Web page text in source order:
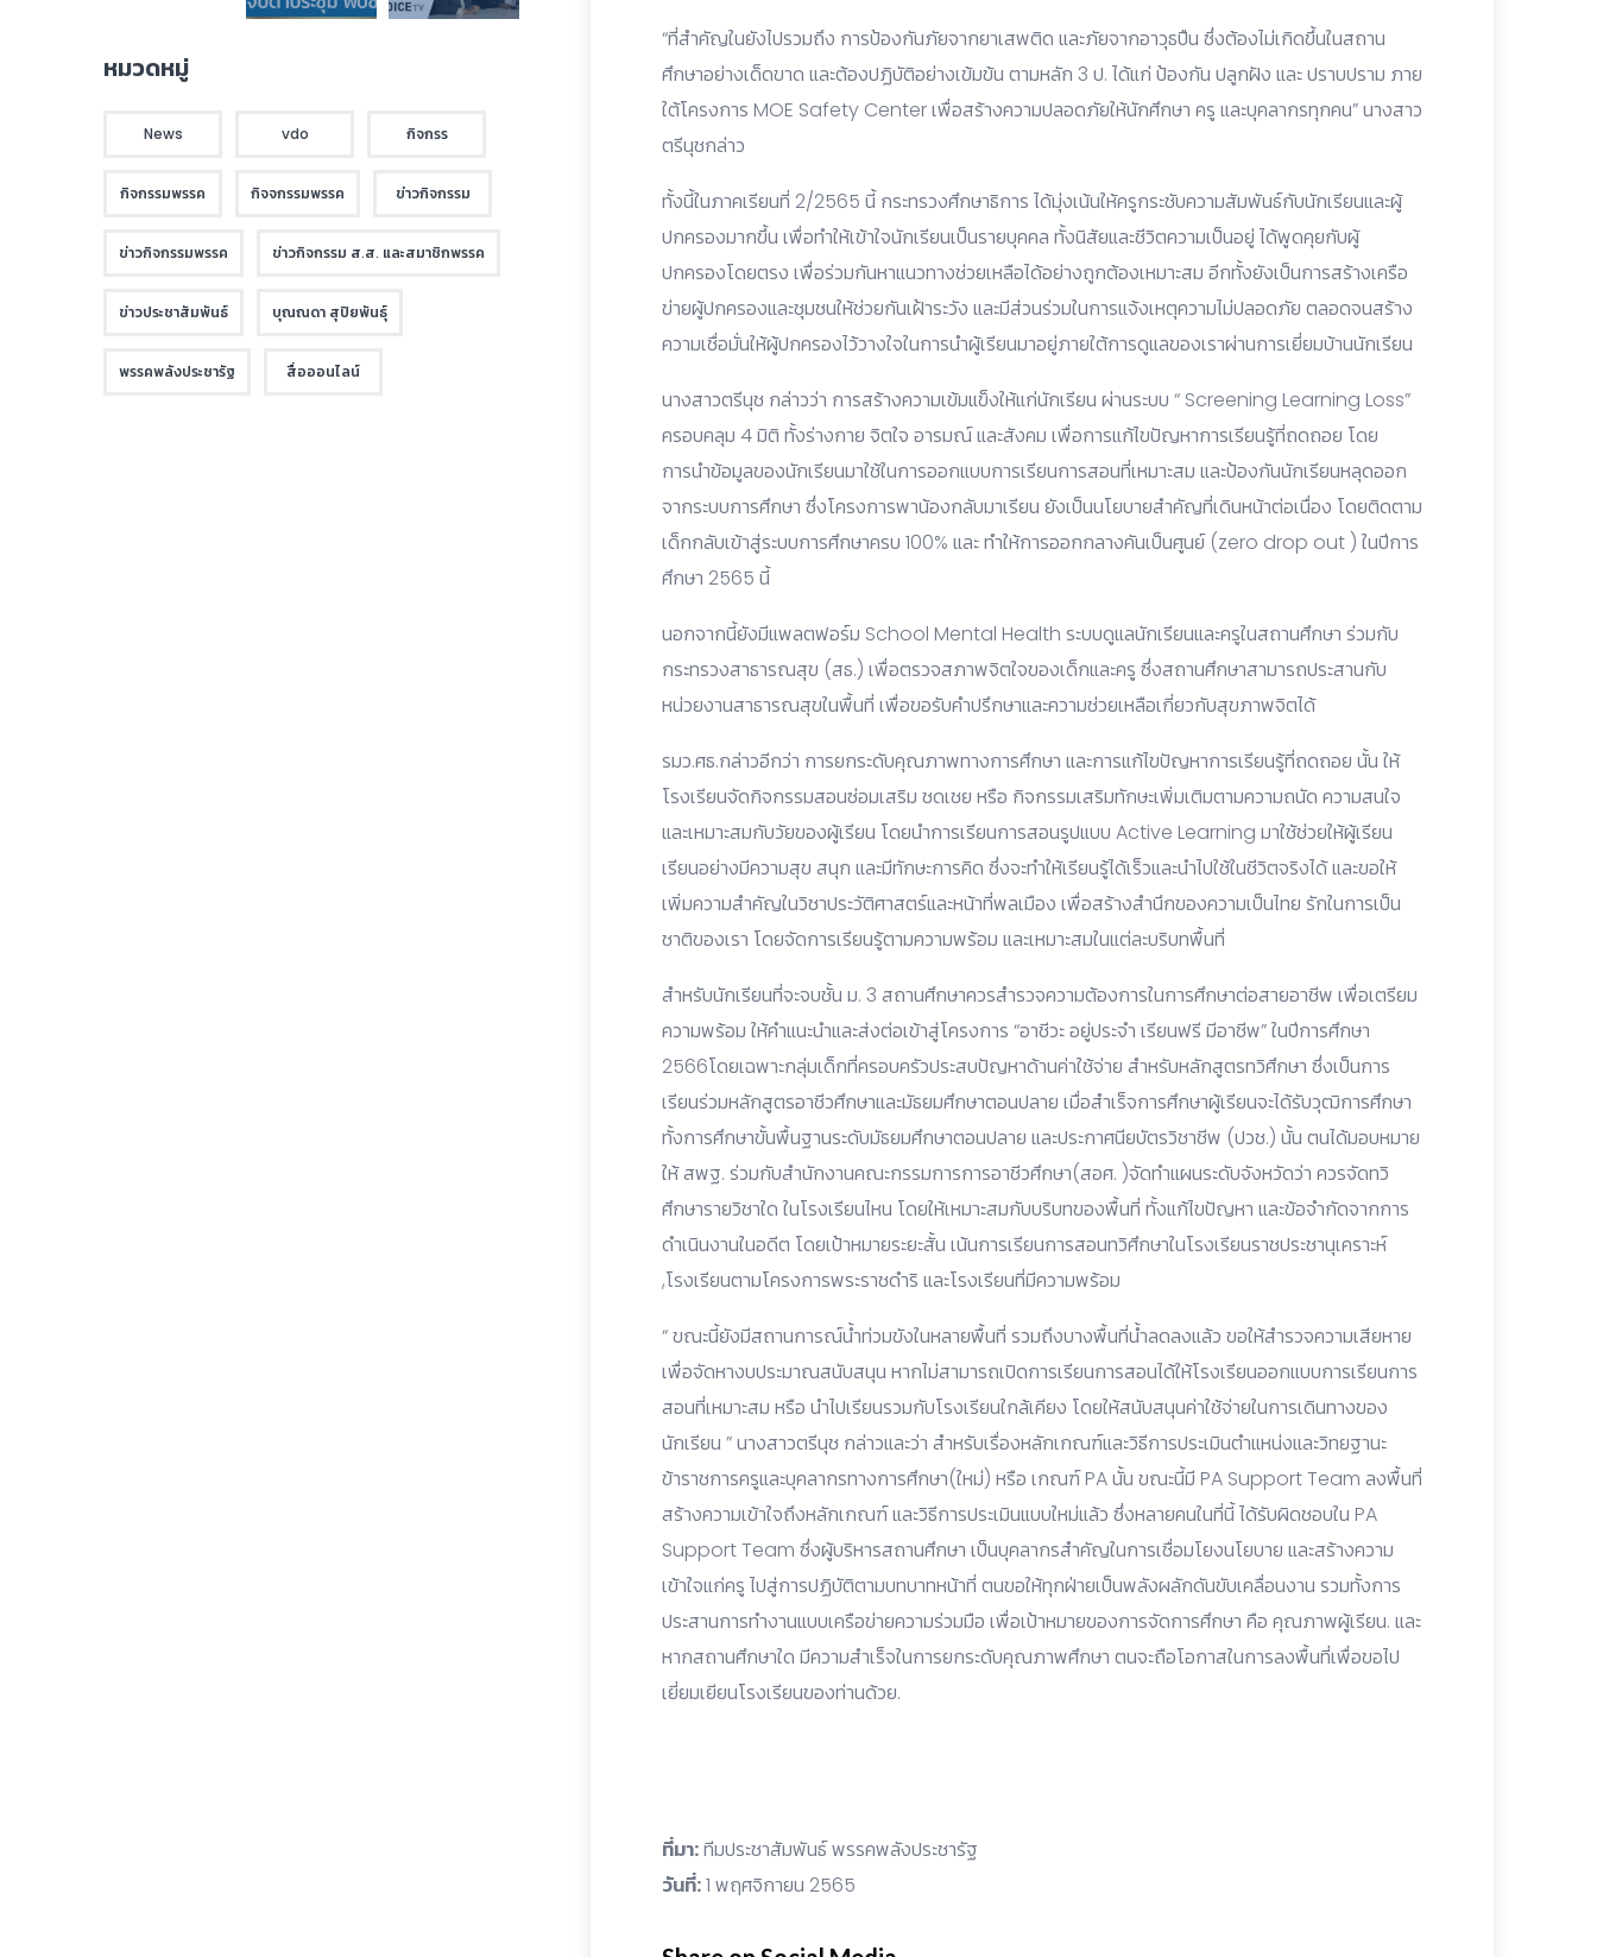
“ที่สำคัญในยังไปรวมถึง การป้องกันภัยจากยาเสพติด และภัยจากอาวุธปืน ซึ่งต้องไม่เกิดขึ้นในสถาน
ศึกษาอย่างเด็ดขาด และต้องปฏิบัติอย่างเข้มข้น ตามหลัก 3 ป. ได้แก่ ป้องกัน ปลูกฝัง และ ปราบปราม ภาย
ใต้โครงการ MOE Safety Center เพื่อสร้างความปลอดภัยให้นักศึกษา ครู และบุคลากรทุกคน” นางสาว
ตรีนุชกล่าว
ทั้งนี้ในภาคเรียนที่ 2/2565 นี้ กระทรวงศึกษาธิการ ได้มุ่งเน้นให้ครูกระชับความสัมพันธ์กับนักเรียนและผู้
ปกครองมากขึ้น เพื่อทำให้เข้าใจนักเรียนเป็นรายบุคคล ทั้งนิสัยและชีวิตความเป็นอยู่ ได้พูดคุยกับผู้
ปกครองโดยตรง เพื่อร่วมกันหาแนวทางช่วยเหลือได้อย่างถูกต้องเหมาะสม อีกทั้งยังเป็นการสร้างเครือ
ข่ายผู้ปกครองและชุมชนให้ช่วยกันเฝ้าระวัง และมีส่วนร่วมในการแจ้งเหตุความไม่ปลอดภัย ตลอดจนสร้าง
ความเชื่อมั่นให้ผู้ปกครองไว้วางใจในการนำผู้เรียนมาอยู่ภายใต้การดูแลของเราผ่านการเยี่ยมบ้านนักเรียน
นางสาวตรีนุช กล่าวว่า การสร้างความเข้มแข็งให้แก่นักเรียน ผ่านระบบ “ Screening Learning Loss”
ครอบคลุม 4 มิติ ทั้งร่างกาย จิตใจ อารมณ์ และสังคม เพื่อการแก้ไขปัญหาการเรียนรู้ที่ถดถอย โดย
การนำข้อมูลของนักเรียนมาใช้ในการออกแบบการเรียนการสอนที่เหมาะสม และป้องกันนักเรียนหลุดออก
จากระบบการศึกษา ซึ่งโครงการพาน้องกลับมาเรียน ยังเป็นนโยบายสำคัญที่เดินหน้าต่อเนื่อง โดยติดตาม
เด็กกลับเข้าสู่ระบบการศึกษาครบ 100% และ ทำให้การออกกลางคันเป็นศูนย์ (zero drop out ) ในปีการ
ศึกษา 2565 นี้
นอกจากนี้ยังมีแพลตฟอร์ม School Mental Health ระบบดูแลนักเรียนและครูในสถานศึกษา ร่วมกับ
กระทรวงสาธารณสุข (สธ.) เพื่อตรวจสภาพจิตใจของเด็กและครู ซึ่งสถานศึกษาสามารถประสานกับ
หน่วยงานสาธารณสุขในพื้นที่ เพื่อขอรับคำปรึกษาและความช่วยเหลือเกี่ยวกับสุขภาพจิตได้
รมว.ศธ.กล่าวอีกว่า การยกระดับคุณภาพทางการศึกษา และการแก้ไขปัญหาการเรียนรู้ที่ถดถอย นั้น ให้
โรงเรียนจัดกิจกรรมสอนซ่อมเสริม ชดเชย หรือ กิจกรรมเสริมทักษะเพิ่มเติมตามความถนัด ความสนใจ
และเหมาะสมกับวัยของผู้เรียน โดยนำการเรียนการสอนรูปแบบ Active Learning มาใช้ช่วยให้ผู้เรียน
เรียนอย่างมีความสุข สนุก และมีทักษะการคิด ซึ่งจะทำให้เรียนรู้ได้เร็วและนำไปใช้ในชีวิตจริงได้ และขอให้
เพิ่มความสำคัญในวิชาประวัติศาสตร์และหน้าที่พลเมือง เพื่อสร้างสำนึกของความเป็นไทย รักในการเป็น
ชาติของเรา โดยจัดการเรียนรู้ตามความพร้อม และเหมาะสมในแต่ละบริบทพื้นที่
สำหรับนักเรียนที่จะจบชั้น ม. 3 สถานศึกษาควรสำรวจความต้องการในการศึกษาต่อสายอาชีพ เพื่อเตรียม
ความพร้อม ให้คำแนะนำและส่งต่อเข้าสู่โครงการ “อาชีวะ อยู่ประจำ เรียนฟรี มีอาชีพ” ในปีการศึกษา
2566โดยเฉพาะกลุ่มเด็กที่ครอบครัวประสบปัญหาด้านค่าใช้จ่าย สำหรับหลักสูตรทวิศึกษา ซึ่งเป็นการ
เรียนร่วมหลักสูตรอาชีวศึกษาและมัธยมศึกษาตอนปลาย เมื่อสำเร็จการศึกษาผู้เรียนจะได้รับวุฒิการศึกษา
ทั้งการศึกษาขั้นพื้นฐานระดับมัธยมศึกษาตอนปลาย และประกาศนียบัตรวิชาชีพ (ปวช.) นั้น ตนได้มอบหมาย
ให้ สพฐ. ร่วมกับสำนักงานคณะกรรมการการอาชีวศึกษา(สอศ. )จัดทำแผนระดับจังหวัดว่า ควรจัดทวิ
ศึกษารายวิชาใด ในโรงเรียนไหน โดยให้เหมาะสมกับบริบทของพื้นที่ ทั้งแก้ไขปัญหา และข้อจำกัดจากการ
ดำเนินงานในอดีต โดยเป้าหมายระยะสั้น เน้นการเรียนการสอนทวิศึกษาในโรงเรียนราชประชานุเคราะห์
,โรงเรียนตามโครงการพระราชดำริ และโรงเรียนที่มีความพร้อม
“ ขณะนี้ยังมีสถานการณ์น้ำท่วมขังในหลายพื้นที่ รวมถึงบางพื้นที่น้ำลดลงแล้ว ขอให้สำรวจความเสียหาย
เพื่อจัดหางบประมาณสนับสนุน หากไม่สามารถเปิดการเรียนการสอนได้ให้โรงเรียนออกแบบการเรียนการ
สอนที่เหมาะสม หรือ นำไปเรียนรวมกับโรงเรียนใกล้เคียง โดยให้สนับสนุนค่าใช้จ่ายในการเดินทางของ
นักเรียน ” นางสาวตรีนุช กล่าวและว่า สำหรับเรื่องหลักเกณฑ์และวิธีการประเมินตำแหน่งและวิทยฐานะ
ข้าราชการครูและบุคลากรทางการศึกษา(ใหม่) หรือ เกณฑ์ PA นั้น ขณะนี้มี PA Support Team ลงพื้นที่
สร้างความเข้าใจถึงหลักเกณฑ์ และวิธีการประเมินแบบใหม่แล้ว ซึ่งหลายคนในที่นี้ ได้รับผิดชอบใน PA
Support Team ซึ่งผู้บริหารสถานศึกษา เป็นบุคลากรสำคัญในการเชื่อมโยงนโยบาย และสร้างความ
เข้าใจแก่ครู ไปสู่การปฏิบัติตามบทบาทหน้าที่ ตนขอให้ทุกฝ่ายเป็นพลังผลักดันขับเคลื่อนงาน รวมทั้งการ
ประสานการทำงานแบบเครือข่ายความร่วมมือ เพื่อเป้าหมายของการจัดการศึกษา คือ คุณภาพผู้เรียน. และ
หากสถานศึกษาใด มีความสำเร็จในการยกระดับคุณภาพศึกษา ตนจะถือโอกาสในการลงพื้นที่เพื่อขอไป
เยี่ยมเยียนโรงเรียนของท่านด้วย.
ที่มา:ทีมประชาสัมพันธ์ พรรคพลังประชารัฐ
วันที่:1 พฤศจิกายน 2565
หมวดหมู่
News vdo กิจกรร
กิจกรรมพรรค กิจจกรรมพรรค ข่าวกิจกรรม
ข่าวกิจกรรมพรรค ข่าวกิจกรรม ส.ส. และสมาชิกพรรค
ข่าวประชาสัมพันธ์ บุณณดา สุปิยพันธุ์
พรรคพลังประชารัฐ สื่อออนไลน์